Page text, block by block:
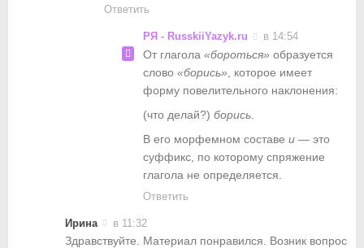
Ответить
РЯ - RusskiiYazyk.ru в 14:54
От глагола «бороться» образуется
слово «борись» , которое имеет
форму повелительного наклонения:
(что делай?) борись
В его морфемном составе и — это
суффикс, по которому спряжение
глагола не определяется.
Ответить
Ирина в 11:32
Здравствуйте. Материал понравился. Возник вопрос